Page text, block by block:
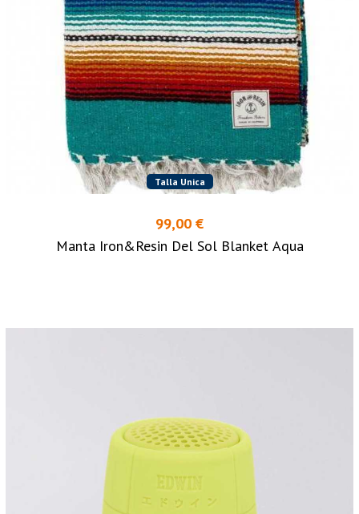
Talla Unica
99,00 €
Manta Iron&Resin Del Sol Blanket Aqua